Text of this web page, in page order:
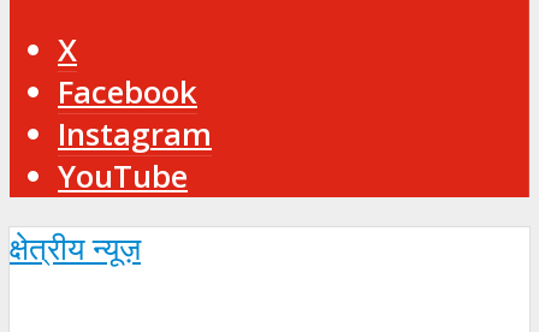
X
Facebook
Instagram
YouTube
क्षेत्रीय न्यूज़